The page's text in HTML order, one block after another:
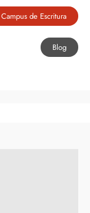
Campus de Escritura
Blog